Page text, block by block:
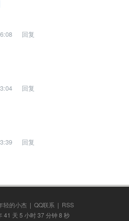
回复
回复
回复
轻的小杰 | QQ联系 | RSS
41 天 5 小时 37 分钟 8 秒